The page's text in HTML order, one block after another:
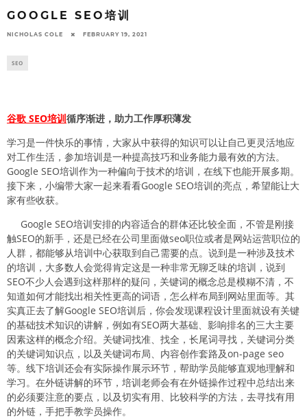
GOOGLE SEO培训
NICHOLAS COLE FEBRUARY 19, 2021
SEO
谷歌 SEO培训循序渐进，助力工作厚积薄发
学习是一件快乐的事情，大家从中获得的知识可以让自己更灵活地应
对工作生活，参加培训是一种提高技巧和业务能力最有效的方法。
Google SEO培训作为一种偏向于技术的培训，在线下也能开展多期。
接下来，小编带大家一起来看看Google SEO培训的亮点，希望能让大
家有些收获。
Google SEO培训安排的内容适合的群体还比较全面，不管是刚接
触SEO的新手，还是已经在公司里面做seo职位或者是网站运营职位的
人群，都能够从培训中心获取到自己需要的点。说到是一种涉及技术
的培训，大多数人会觉得肯定这是一种非常无聊乏味的培训，说到
SEO不少人会遇到这样那样的疑问，关键词的概念总是模糊不清，不
知道如何才能找出相关性更高的词语，怎么样布局到网站里面等。其
实真正去了解Google SEO培训后，你会发现课程设计里面就设有关键
的基础技术知识的讲解，例如有SEO两大基础、影响排名的三大主要
因素这样的概念介绍。关键词找准、找全，长尾词寻找，关键词分类
的关键词知识点，以及关键词布局、内容创作套路及on-page seo
等。线下培训还会有实际操作展示环节，帮助学员能够直观地理解和
学习。在外链讲解的环节，培训老师会有在外链操作过程中总结出来
的必须要注意的要点，以及切实有用、比较科学的方法，去寻找有用
的外链，手把手教学员操作。